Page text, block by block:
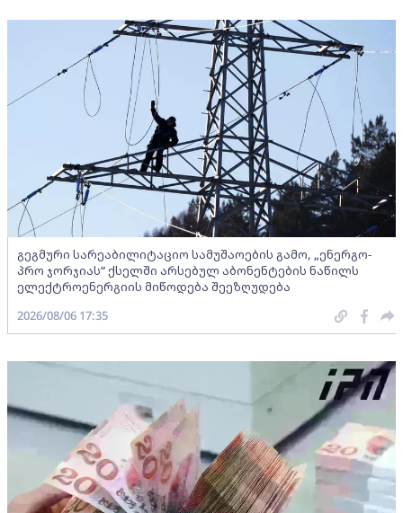
გეგმური სარეაბილიტაციო სამუშაოების გამო, „ენერგო-
პრო ჯორჯიას“ ქსელში არსებულ აბონენტების ნაწილს
ელექტროენერგიის მიწოდება შეეზღუდება
2026/08/06 17:35